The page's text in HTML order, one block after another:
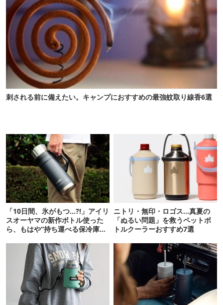
刺される前に備えたい。キャンプにおすすめの最強蚊取り線香6選
「10日間、氷がもつ…?!」アイリ
スオーヤマの新作ボトル使った
ら、もはや“持ち運べる保冷庫
ニトリ・無印・ロゴス…真夏の
「ぬるい問題」を救うペットボ
トルクーラーおすすめ7選